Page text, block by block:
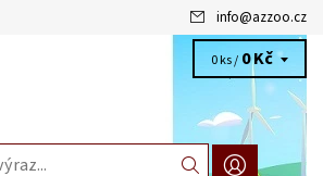
info@azzoo.cz
0 ks / 0 Kč